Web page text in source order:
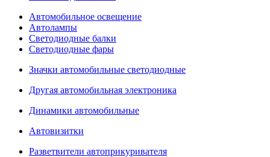
Автомобильное освещение
Автолампы
Светодиодные балки
Светодиодные фары
Значки автомобильные светодиодные
Другая автомобильная электроника
Динамики автомобильные
Автовизитки
Разветвители автоприкуривателя